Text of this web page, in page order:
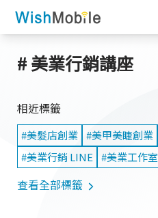
# 美業行銷講座
相近標籤
#美髮店創業 #美甲美睫創業
#美業行銷 LINE
#美業工作室
查看全部標籤